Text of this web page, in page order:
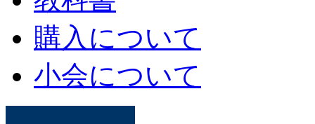
購入について
小会について